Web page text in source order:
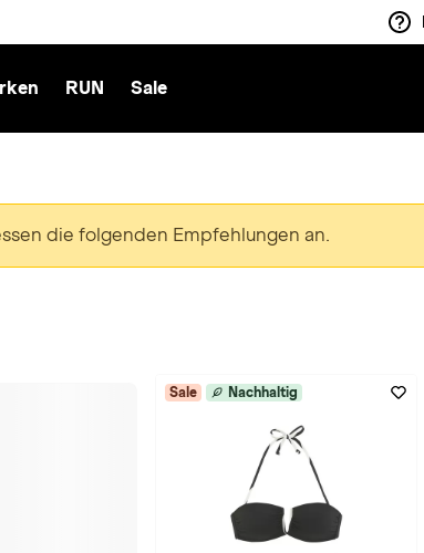
RUN Sale
die folgenden Empfehlungen an.
Sale Nachhaltig